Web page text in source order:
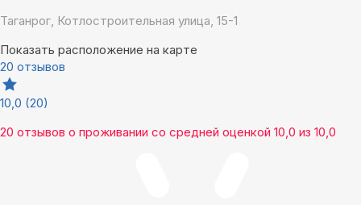
Таганрог, Котлостроительная улица, 15-1
Показать расположение на карте
20 отзывов
10,0 (20)
20 отзывов о проживании со средней оценкой 10,0 из 10,0